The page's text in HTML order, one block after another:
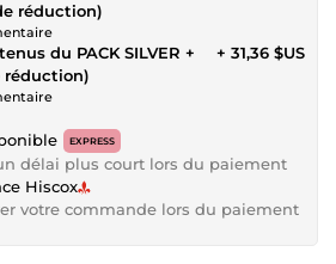
réduction)
du PACK SILVER +
réduction)
+ 31,36 $US
EXPRESS
délai plus court lors du paiement
Hiscox
votre commande lors du paiement